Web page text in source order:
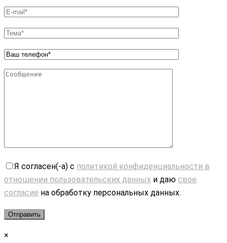
Я согласен(-а) с политикой конфиденциальности в
отношении пользовательских данных и даю свое
согласие на обработку персональных данных.
×